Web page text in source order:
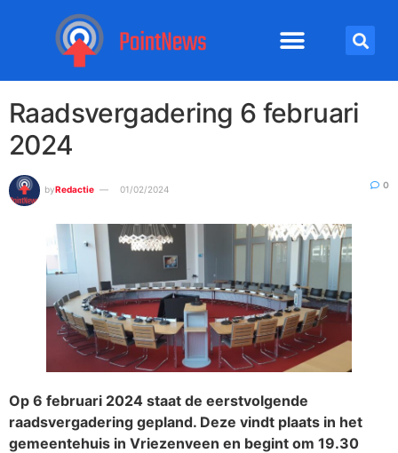
Raadsvergadering 6 februari
2024
byRedactie 01/02/2024 0
Op 6 februari 2024 staat de eerstvolgende
raadsvergadering gepland. Deze vindt plaats in het
gemeentehuis in Vriezenveen en begint om 19.30